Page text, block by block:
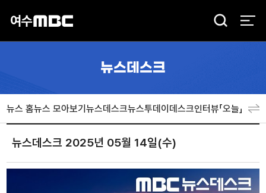
검
뉴스데스크
뉴스 홈뉴스 모아보기뉴스데스크뉴스투데이데스크인터뷰「오늘」 분야
뉴스데스크 2025년 05월 14일(수)